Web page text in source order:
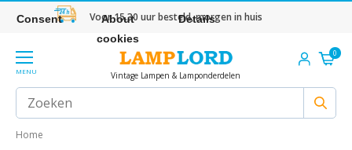
Voor 15.30 uur besteld, morgen in huis
MENU Vintage Lampen & Lamponderdelen
0
Home
Consent
About
cookies
Details